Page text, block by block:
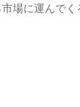
場に運んでく